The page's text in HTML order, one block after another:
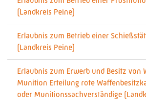
(Landkreis Peine)
Erlaubnis zum Betrieb einer
(Landkreis Peine)
Erlaubnis zum Erwerb und Besitz von
Munition Erteilung rote
oder Munitionssachverständige